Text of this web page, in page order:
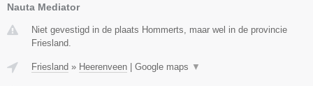
Nauta Mediator
Niet gevestigd in de plaats Hommerts, maar wel in de provincie
Friesland.
Friesland » Heerenveen Google maps ▼